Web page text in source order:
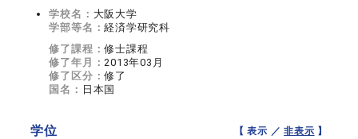
学校名： 大阪大学
学部等名：経済学研究科
修了課程：修士課程
修了年月：2013年03月
修了区分：修了
国名： 日本国
学位 【 表示 ／非表示 】